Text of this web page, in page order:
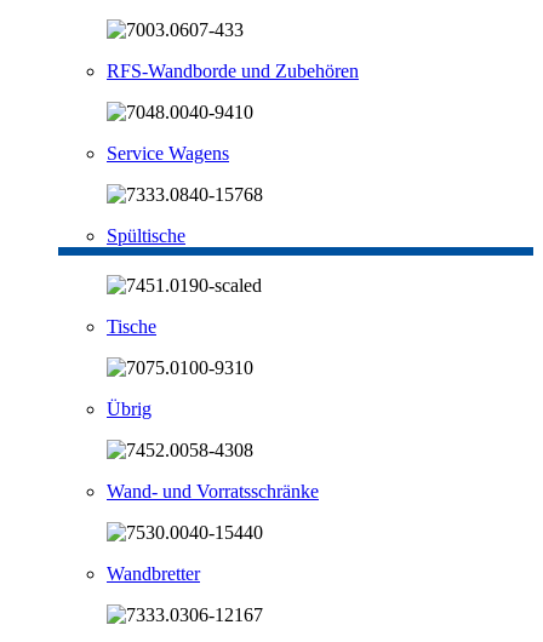
RFS-Wandborde und Zubehören
Service Wagens
Spültische
Tische
Übrig
Wand- und Vorratsschränke
Wandbretter